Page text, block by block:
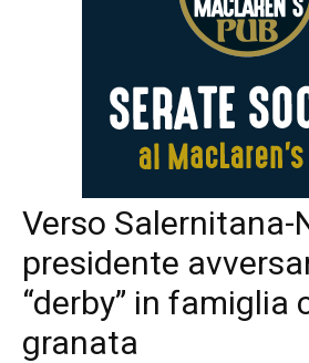
Verso Salernitana-
presidente
“derby” in famiglia
granata